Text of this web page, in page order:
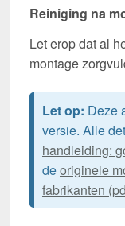
Reiniging na
Let erop dat al
montage
Let op: Deze
versie. Alle
handleiding:
deoriginele
fabrikanten